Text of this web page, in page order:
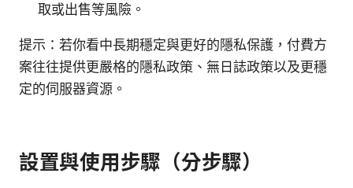
取或出售等風險。
提示：若你看中長期穩定與更好的隱私保護，付費方
案往往提供更嚴格的隱私政策、無日誌政策以及更穩
定的伺服器資源。
設置與使用步驟（分步驟）